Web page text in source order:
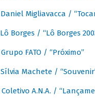
Daniel Migliavacca /
Lô Borges / “Lô Borges
Grupo FATO / “Próximo”
Sílvia Machete /
Coletivo A.N.A. /